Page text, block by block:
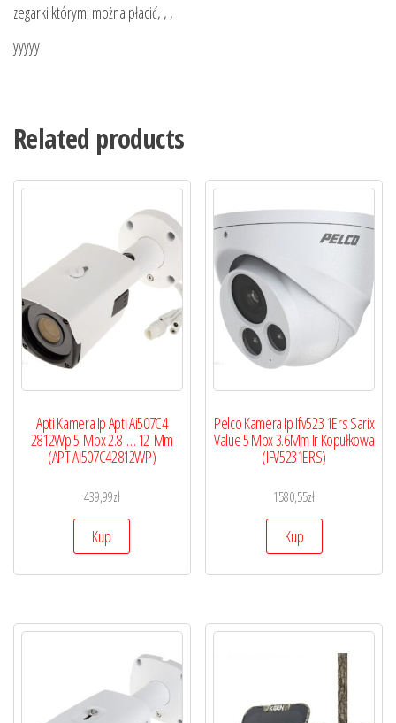
zegarki którymi można płacić, , ,
yyyyy
Related products
Apti Kamera Ip Apti Ai507C4
2812Wp 5 Mpx 2.8 … 12 Mm
(APTIAI507C42812WP)
439,99zł
Kup
Pelco Kamera Ip Ifv523 1Ers Sarix
Value 5 Mpx 3.6Mm Ir Kopułkowa
(IFV5231ERS)
1580,55zł
Kup